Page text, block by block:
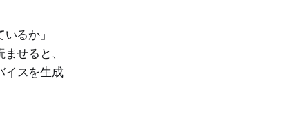
るか」
せると、
イスを生成